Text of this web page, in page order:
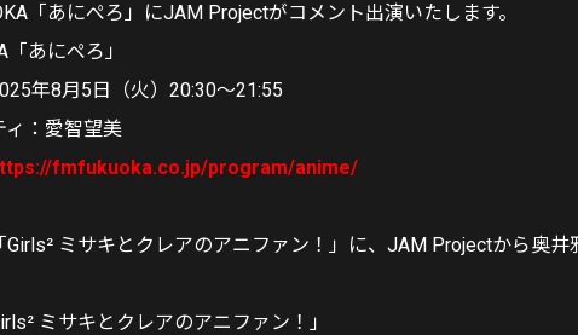
「あにぺろ」にJAM Projectがコメント出演いたします。
「あにぺろ」
年8月5日（火）20:30〜21:55
ィ：愛智望美
fmfukuoka.co.jp/program/anime/
Girls² ミサキとクレアのアニファン！」に、JAM Projectから奥井
ミサキとクレアのアニファン！」